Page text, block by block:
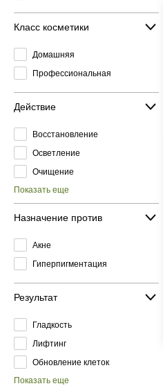
Класс косметики
Домашняя
Профессиональная
Действие
Восстановление
Осветление
Очищение
Показать еще
Назначение против
Акне
Гиперпигментация
Результат
Гладкость
Лифтинг
Обновление клеток
Показать еще